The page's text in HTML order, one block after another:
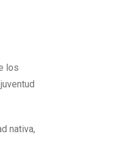
los
nativa,